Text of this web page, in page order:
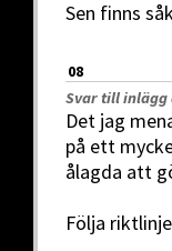
Sen finns
08
Svar till
Det jag
på ett
ålagda att
Följa